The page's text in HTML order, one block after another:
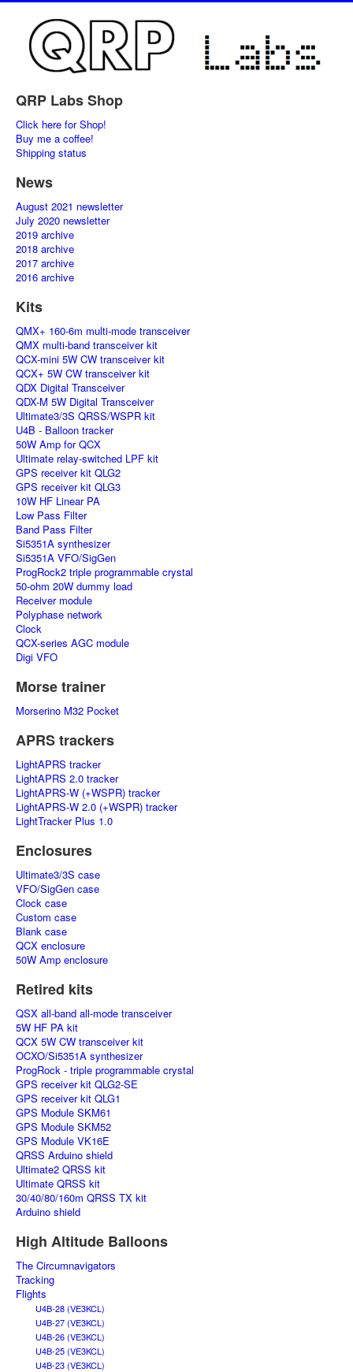
QRP Labs Shop
Click here for Shop!
Buy me a coffee!
Shipping status
News
August 2021 newsletter
July 2020 newsletter
2019 archive
2018 archive
2017 archive
2016 archive
Kits
QMX+ 160-6m multi-mode transceiver
QMX multi-band transceiver kit
QCX-mini 5W CW transceiver kit
QCX+ 5W CW transceiver kit
QDX Digital Transceiver
QDX-M 5W Digital Transceiver
Ultimate3/3S QRSS/WSPR kit
U4B - Balloon tracker
50W Amp for QCX
Ultimate relay-switched LPF kit
GPS receiver kit QLG2
GPS receiver kit QLG3
10W HF Linear PA
Low Pass Filter
Band Pass Filter
Si5351A synthesizer
Si5351A VFO/SigGen
ProgRock2 triple programmable crystal
50-ohm 20W dummy load
Receiver module
Polyphase network
Clock
QCX-series AGC module
Digi VFO
Morse trainer
Morserino M32 Pocket
APRS trackers
LightAPRS tracker
LightAPRS 2.0 tracker
LightAPRS-W (+WSPR) tracker
LightAPRS-W 2.0 (+WSPR) tracker
LightTracker Plus 1.0
Enclosures
Ultimate3/3S case
VFO/SigGen case
Clock case
Custom case
Blank case
QCX enclosure
50W Amp enclosure
Retired kits
QSX all-band all-mode transceiver
5W HF PA kit
QCX 5W CW transceiver kit
OCXO/Si5351A synthesizer
ProgRock - triple programmable crystal
GPS receiver kit QLG2-SE
GPS receiver kit QLG1
GPS Module SKM61
GPS Module SKM52
GPS Module VK16E
QRSS Arduino shield
Ultimate2 QRSS kit
Ultimate QRSS kit
30/40/80/160m QRSS TX kit
Arduino shield
High Altitude Balloons
The Circumnavigators
Tracking
Flights
U4B-28 (VE3KCL)
U4B-27 (VE3KCL)
U4B-26 (VE3KCL)
U4B-25 (VE3KCL)
U4B-23 (VE3KCL)